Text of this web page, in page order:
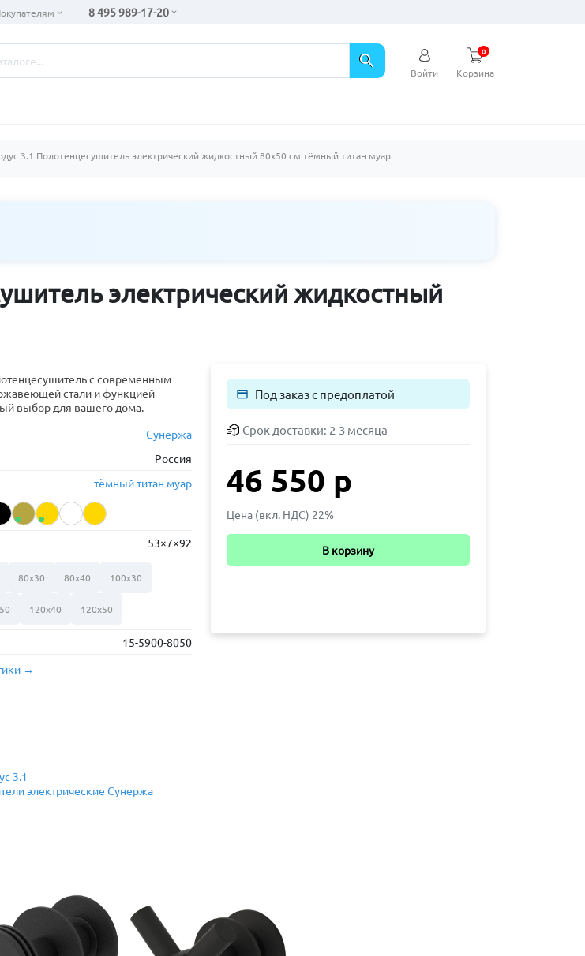
8 495 989-17-20
search
Войти Корзина
0
3.1 Полотенцесушитель электрический жидкостный 80х50 см тёмный титан муар
электрический жидкостный
с современным
стали и функцией
выбор для вашего дома.
Сунержа
Россия
тёмный титан муар
53×7×92
80х30 80х40 100х30
120х40 120х50
15-5900-8050
→
3.1
электрические Сунержа
payment Под заказ с предоплатой
Срок доставки: 2-3 месяца
46 550 р
Цена (вкл. НДС) 22%
В корзину